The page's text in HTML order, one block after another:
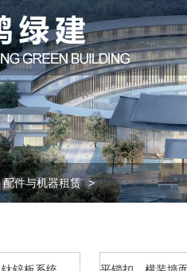
配件与机器租赁 >